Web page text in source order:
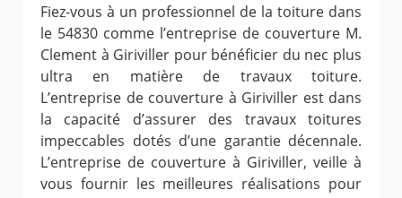
Fiez-vous à un professionnel de la toiture dans
le 54830 comme l’entreprise de couverture M.
Clement à Giriviller pour bénéficier du nec plus
ultra en matière de travaux toiture.
L’entreprise de couverture à Giriviller est dans
la capacité d’assurer des travaux toitures
impeccables dotés d’une garantie décennale.
L’entreprise de couverture à Giriviller, veille à
vous fournir les meilleures réalisations pour